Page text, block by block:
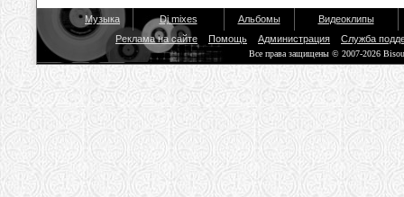
Музыка Dj mixes Альбомы
Видеоклипы
Реклама на сайте
Помощь Администрация Служба
Все права защищены © 2007-2026